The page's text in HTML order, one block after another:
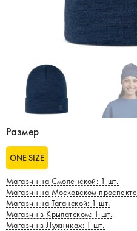
Размер
ONE SIZE
Магазин на Смоленской: 1 шт.
Магазин на Московском проспекте
Магазин на Таганской: 1 шт.
Магазин в Крылатском: 1 шт.
Магазин в Лужниках: 1 шт.